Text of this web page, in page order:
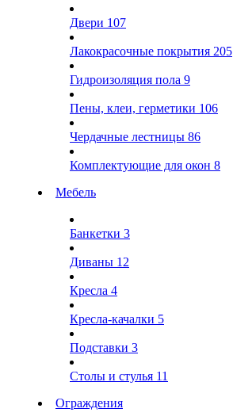
Двери 107
Лакокрасочные покрытия 205
Гидроизоляция пола 9
Пены, клеи, герметики 106
Чердачные лестницы 86
Комплектующие для окон 8
Мебель
Банкетки 3
Диваны 12
Кресла 4
Кресла-качалки 5
Подставки 3
Столы и стулья 11
Ограждения